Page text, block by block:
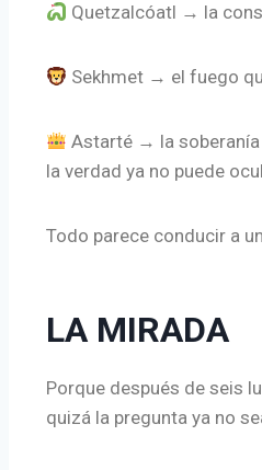
Quetzalcóatl → la
Sekhmet → el fuego
Astarté → la
la verdad ya no puede
Todo parece conducir a
LA MIRADA
Porque después de seis
quizá la pregunta ya no